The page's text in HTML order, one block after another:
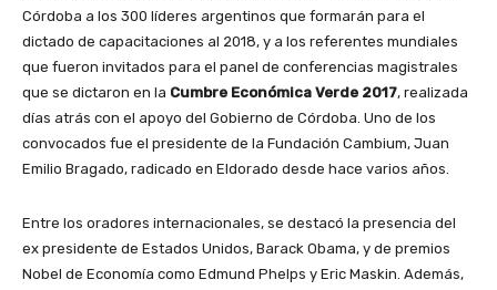
Córdoba a los 300 líderes argentinos que formarán para el
dictado de capacitaciones al 2018, y a los referentes mundiales
que fueron invitados para el panel de conferencias magistrales
que se dictaron en la Cumbre Económica Verde 2017, realizada
días atrás con el apoyo del Gobierno de Córdoba. Uno de los
convocados fue el presidente de la Fundación Cambium, Juan
Emilio Bragado, radicado en Eldorado desde hace varios años.
Entre los oradores internacionales, se destacó la presencia del
ex presidente de Estados Unidos, Barack Obama, y de premios
Nobel de Economía como Edmund Phelps y Eric Maskin. Además,